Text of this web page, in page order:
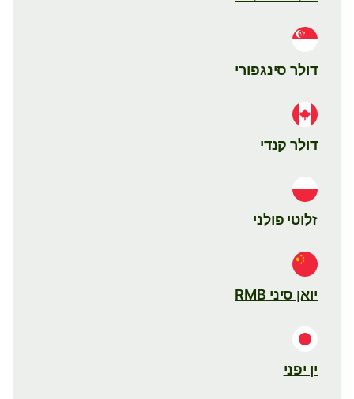
דולר סינגפורי
דולר קנדי
זלוטי פולני
יואן סיני RMB
ין יפני